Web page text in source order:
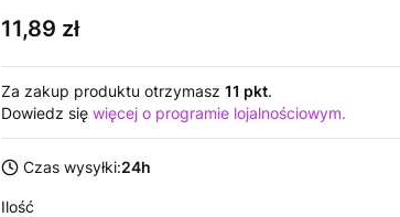
Cena
11,89 zł
Za zakup produktu otrzymasz 11 pkt.
Dowiedz się więcej o programie lojalnościowym.
Czas wysyłki:24h
Ilość